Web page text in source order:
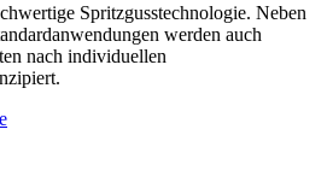
Spritzgusstechnologie. Neben
werden auch
nach individuellen